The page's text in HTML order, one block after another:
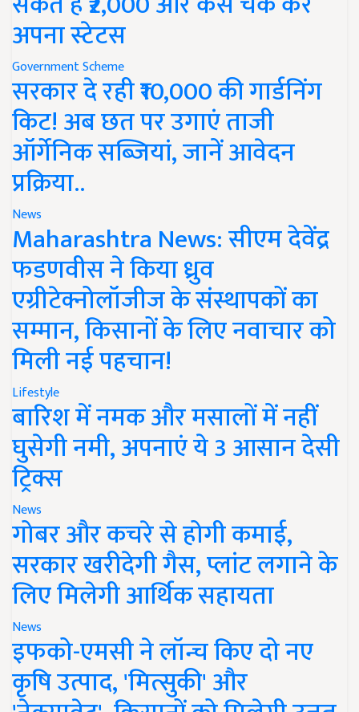
अपना स्टेटस
Government Scheme
सरकार दे रही ₹10,000 की गार्डनिंग
किट! अब छत पर उगाएं ताजी
ऑर्गेनिक सब्जियां, जानें आवेदन
प्रक्रिया..
News
Maharashtra News: सीएम देवेंद्र
फडणवीस ने किया ध्रुव
एग्रीटेक्नोलॉजीज के संस्थापकों का
सम्मान, किसानों के लिए नवाचार को
मिली नई पहचान!
Lifestyle
बारिश में नमक और मसालों में नहीं
घुसेगी नमी, अपनाएं ये 3 आसान देसी
ट्रिक्स
News
गोबर और कचरे से होगी कमाई,
सरकार खरीदेगी गैस, प्लांट लगाने के
लिए मिलेगी आर्थिक सहायता
News
इफको-एमसी ने लॉन्च किए दो नए
कृषि उत्पाद, 'मित्सुकी' और